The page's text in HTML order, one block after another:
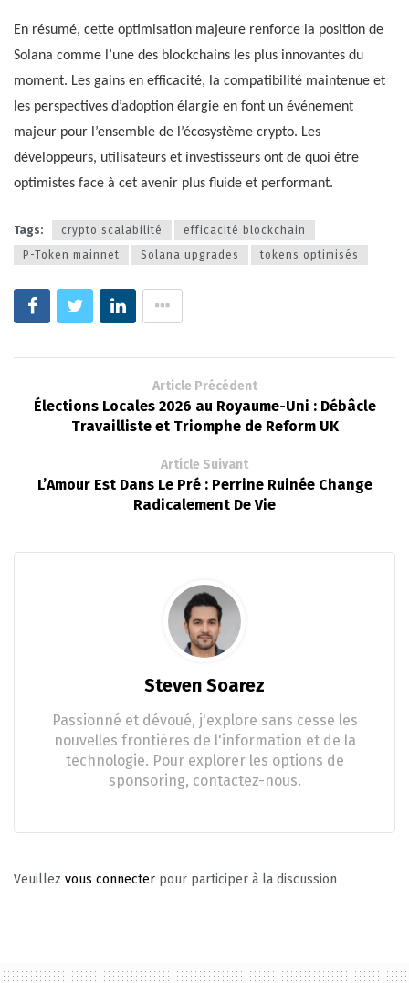
En résumé, cette optimisation majeure renforce la position de
Solana comme l’une des blockchains les plus innovantes du
moment. Les gains en efficacité, la compatibilité maintenue et
les perspectives d’adoption élargie en font un événement
majeur pour l’ensemble de l’écosystème crypto. Les
développeurs, utilisateurs et investisseurs ont de quoi être
optimistes face à cet avenir plus fluide et performant.
Tags: crypto scalabilité
efficacité blockchain
P-Token mainnet
Solana upgrades tokens optimisés
Article Précédent
Élections Locales 2026 au Royaume-Uni : Débâcle
Travailliste et Triomphe de Reform UK
Article Suivant
L’Amour Est Dans Le Pré : Perrine Ruinée Change
Radicalement De Vie
Steven Soarez
Passionné et dévoué, j'explore sans cesse les
nouvelles frontières de l'information et de la
technologie. Pour explorer les options de
sponsoring, contactez-nous.
Veuillez vous connecter pour participer à la discussion